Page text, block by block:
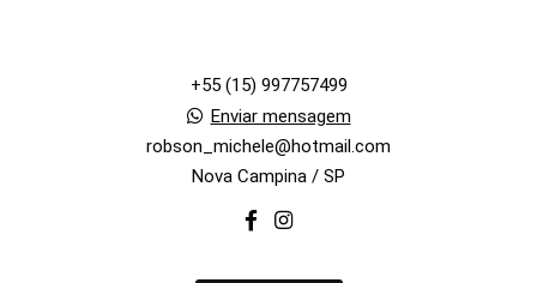
+55 (15) 997757499
Enviar mensagem
robson_michele@hotmail.com
Nova Campina / SP